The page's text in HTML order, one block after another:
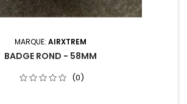
MARQUE: AIRXTREM
BADGE ROND - 58MM
(0)